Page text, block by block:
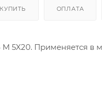
ОПЛАТА
5X20. Применяется в